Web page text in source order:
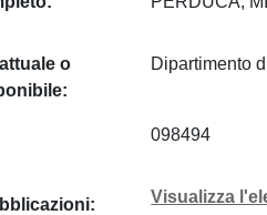
o
Dipartimento
098494
Visualizza